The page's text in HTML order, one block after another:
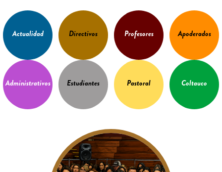
Actualidad Directivos Profesores Apoderados
Administrativos Estudiantes Pastoral Coltauco